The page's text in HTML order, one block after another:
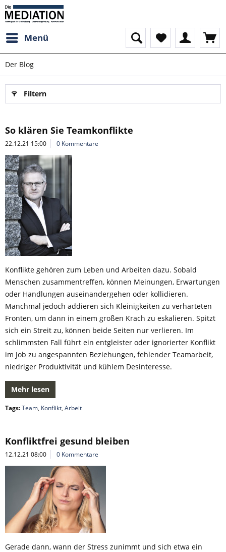
Menü
Der Blog
Filtern
So klären Sie Teamkonflikte
22.12.21 15:00 0 Kommentare
Konflikte gehören zum Leben und Arbeiten dazu. Sobald
Menschen zusammentreffen, können Meinungen, Erwartungen
oder Handlungen auseinandergehen oder kollidieren.
Manchmal jedoch addieren sich Kleinigkeiten zu verhärteten
Fronten, um dann in einem großen Krach zu eskalieren. Spitzt
sich ein Streit zu, können beide Seiten nur verlieren. Im
schlimmsten Fall führt ein entgleister oder ignorierter Konflikt
im Job zu angespannten Beziehungen, fehlender Teamarbeit,
niedriger Produktivität und kühlem Desinteresse.
Mehr lesen
Tags:Team, Konflikt, Arbeit
Konfliktfrei gesund bleiben
12.12.21 08:00 0 Kommentare
Gerade dann, wann der Stress zunimmt und sich etwa ein